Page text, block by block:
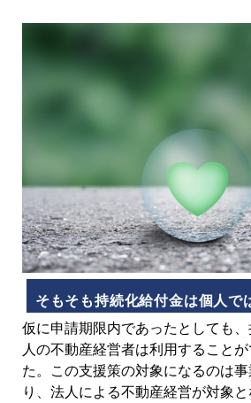
そもそも持続化給付金は個人で
仮に申請期限内であったとしても
人の不動産経営者は利用すること
た。この支援策の対象になるのは
り、法人による不動産経営が対象と